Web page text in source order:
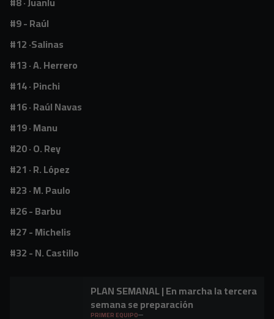
#9 - Raúl
#12 ·Salinas
#13 · A. Herrero
#14 · Pinchi
#16 · Raúl Navas
#19 · Manu
#20 · O. Rey
#21 · R. López
#23 · M. Paulo
#26 - Barbu
#27 - Michelis
#32 - N. Castillo
PLAN SEMANAL | En marcha la tercera
semana se preparación
PRIMER EQUIPO